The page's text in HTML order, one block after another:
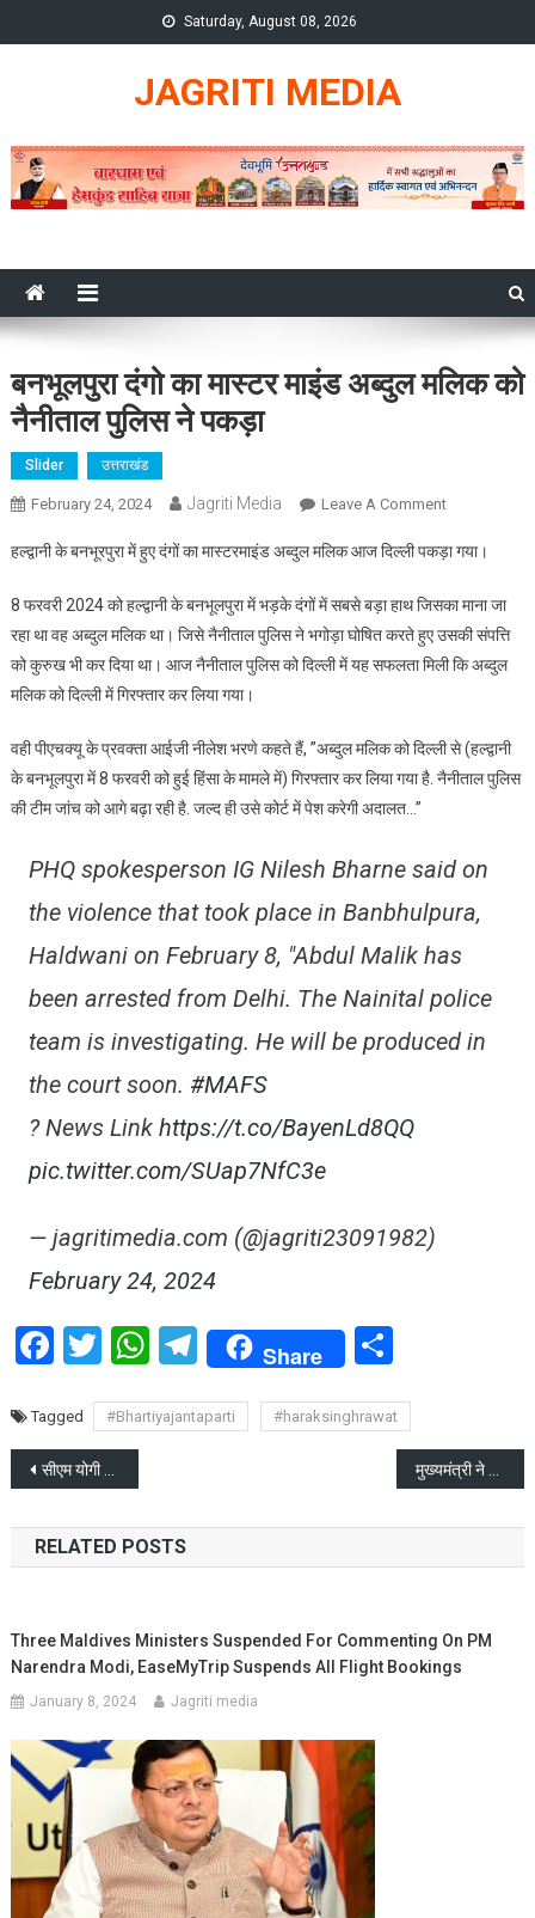
to
Saturday, August 08, 2026
JAGRITI MEDIA
बनभूलपुरा दंगो का मास्टर माइंड अब्दुल मलिक को
नैनीताल पुलिस ने पकड़ा
Slider उत्तराखंड
February 24, 2024 Jagriti Media Leave A CommentOn
दंगो
मास्टर
माइंड
अब्दुल
नैनीताल
पुलिस
हल्द्वानी के बनभूरपुरा में हुए दंगों का मास्टरमाइंड अब्दुल मलिक आज दिल्ली पकड़ा गया।
8 फरवरी 2024 को हल्द्वानी के बनभूलपुरा में भड़के दंगों में सबसे बड़ा हाथ जिसका माना जा
रहा था वह अब्दुल मलिक था। जिसे नैनीताल पुलिस ने भगोड़ा घोषित करते हुए उसकी संपत्ति
को कुरुख भी कर दिया था। आज नैनीताल पुलिस को दिल्ली में यह सफलता मिली कि अब्दुल
मलिक को दिल्ली में गिरफ्तार कर लिया गया।
वही पीएचक्यू के प्रवक्ता आईजी नीलेश भरणे कहते हैं, ”अब्दुल मलिक को दिल्ली से (हल्द्वानी
के बनभूलपुरा में 8 फरवरी को हुई हिंसा के मामले में) गिरफ्तार कर लिया गया है. नैनीताल पुलिस
की टीम जांच को आगे बढ़ा रही है. जल्द ही उसे कोर्ट में पेश करेगी अदालत…”
PHQ spokesperson IG Nilesh Bharne said on
the violence that took place in Banbhulpura,
Haldwani on February 8, "Abdul Malik has
been arrested from Delhi. The Nainital police
team is investigating. He will be produced in
the court soon. #MAFS
? News Link https://t.co/BayenLd8QQ
pic.twitter.com/SUap7NfC3e
— jagritimedia.com (@jagriti23091982)
February 24, 2024
Facebook
Twitter
WhatsApp
Telegram
Share Share
Tagged #Bhartiyajantaparti #haraksinghrawat
Post
navigation
सीएम योगी का बड़ा फैसला पुलिस परीक्षा 2023 रद, 6 महीने में फिर होगी पुलिस परीक्षा
RELATED POSTS
Three Maldives Ministers Suspended For Commenting On PM
Narendra Modi, EaseMyTrip Suspends All Flight Bookings
January 8, 2024 Jagriti media